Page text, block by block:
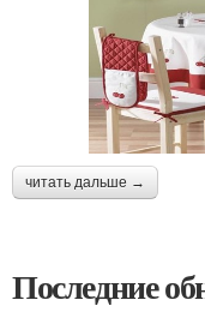
читать дальше →
Последние